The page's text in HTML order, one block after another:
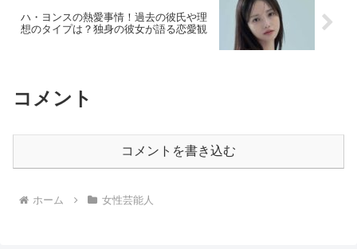
ハ・ヨンスの熱愛事情！過去の彼氏や理
想のタイプは？独身の彼女が語る恋愛観
コメント
コメントを書き込む
ホーム 女性芸能人